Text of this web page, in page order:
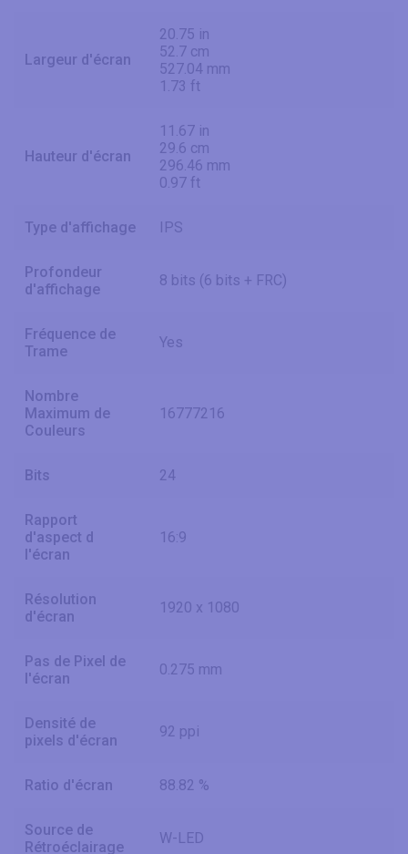
Largeur d'écran
20.75 in
52.7 cm
527.04 mm
1.73 ft
Hauteur d'écran
11.67 in
29.6 cm
296.46 mm
0.97 ft
Type d'affichage IPS
Profondeur
d'affichage
8 bits (6 bits + FRC)
Fréquence de
Trame
Yes
Nombre
Maximum de
Couleurs
16777216
Bits 24
Rapport
d'aspect d
l'écran
16:9
Résolution
d'écran
1920 x 1080
Pas de Pixel de
l'écran
0.275 mm
Densité de
pixels d'écran
92 ppi
Ratio d'écran 88.82 %
Source de
Rétroéclairage
W-LED